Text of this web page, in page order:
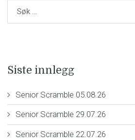
Siste innlegg
Senior Scramble 05.08.26
Senior Scramble 29.07.26
Senior Scramble 22.07.26